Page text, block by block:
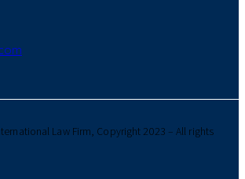
Law Firm, Copyright 2023 – All rights